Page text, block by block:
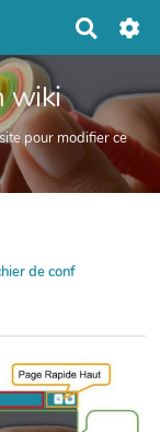
e
r
c
e
wiki
pour modifier ce
de conf